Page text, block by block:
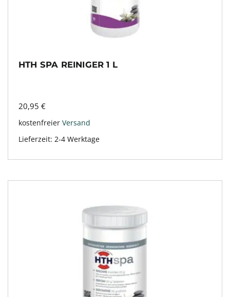
HTH SPA REINIGER 1 L
20,95 €
kostenfreier Versand
Lieferzeit: 2-4 Werktage